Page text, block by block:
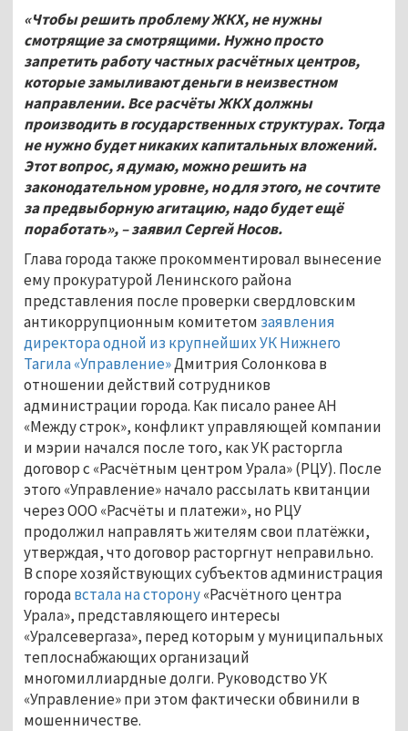
«Чтобы решить проблему ЖКХ, не нужны
смотрящие за смотрящими. Нужно просто
запретить работу частных расчётных центров,
которые замыливают деньги в неизвестном
направлении. Все расчёты ЖКХ должны
производить в государственных структурах. Тогда
не нужно будет никаких капитальных вложений.
Этот вопрос, я думаю, можно решить на
законодательном уровне, но для этого, не сочтите
за предвыборную агитацию, надо будет ещё
поработать», – заявил Сергей Носов.
Глава города также прокомментировал вынесение
ему прокуратурой Ленинского района
представления после проверки свердловским
антикоррупционным комитетом заявления
директора одной из крупнейших УК Нижнего
Тагила «Управление»Дмитрия Солонкова в
отношении действий сотрудников
администрации города. Как писало ранее АН
«Между строк», конфликт управляющей компании
и мэрии начался после того, как УК расторгла
договор с «Расчётным центром Урала» (РЦУ). После
этого «Управление» начало рассылать квитанции
через ООО «Расчёты и платежи», но РЦУ
продолжил направлять жителям свои платёжки,
утверждая, что договор расторгнут неправильно.
В споре хозяйствующих субъектов администрация
городавстала на сторону«Расчётного центра
Урала», представляющего интересы
«Уралсевергаза», перед которым у муниципальных
теплоснабжающих организаций
многомиллиардные долги. Руководство УК
«Управление» при этом фактически обвинили в
мошенничестве.